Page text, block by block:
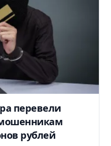
перевели
рублей